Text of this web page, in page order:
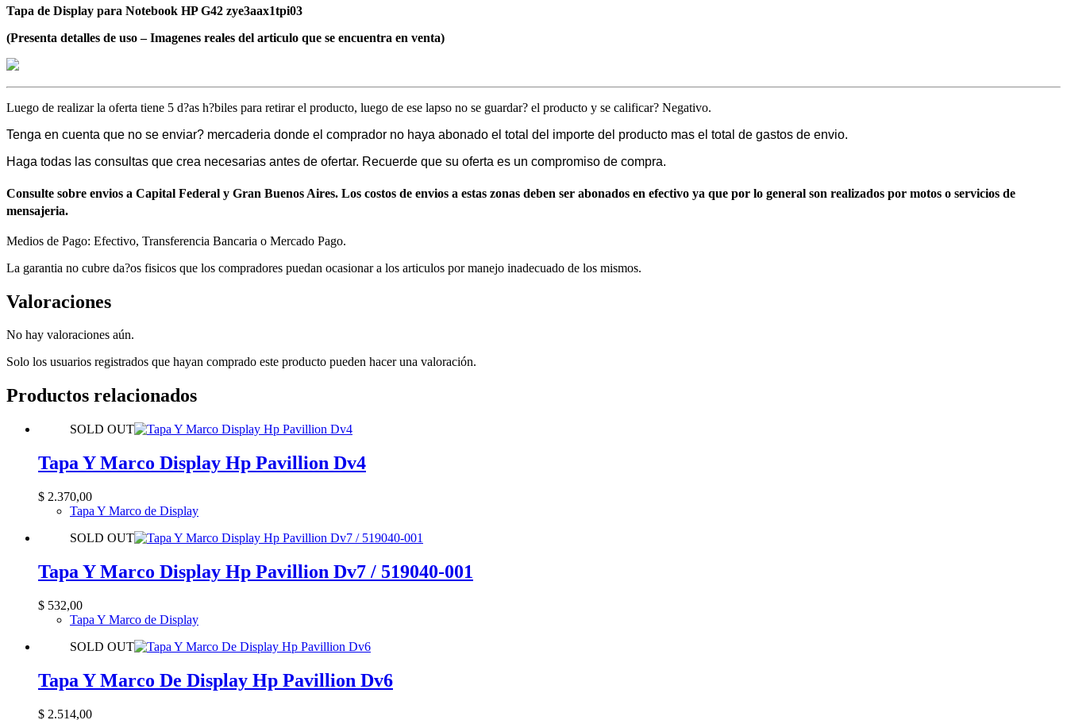
Tapa de Display para Notebook HP G42 zye3aax1tpi03
(Presenta detalles de uso – Imagenes reales del articulo que se encuentra en venta)
Luego de realizar la oferta tiene 5 d?as h?biles para retirar el producto, luego de ese lapso no se guardar? el producto y se calificar? Negativo.
Tenga en cuenta que no se enviar? mercaderia donde el comprador no haya abonado el total del importe del producto mas el total de gastos de envio.
Haga todas las consultas que crea necesarias antes de ofertar. Recuerde que su oferta es un compromiso de compra.
Consulte sobre envios a Capital Federal y Gran Buenos Aires. Los costos de envios a estas zonas deben ser abonados en efectivo ya que por lo general son realizados por motos o servicios de
mensajeria.
Medios de Pago: Efectivo, Transferencia Bancaria o Mercado Pago.
La garantia no cubre da?os fisicos que los compradores puedan ocasionar a los articulos por manejo inadecuado de los mismos.
Valoraciones
No hay valoraciones aún.
Solo los usuarios registrados que hayan comprado este producto pueden hacer una valoración.
Productos relacionados
SOLD OUT
Tapa Y Marco Display Hp Pavillion Dv4
$ 2.370,00
Tapa Y Marco de Display
SOLD OUT
Tapa Y Marco Display Hp Pavillion Dv7 / 519040-001
$ 532,00
Tapa Y Marco de Display
SOLD OUT
Tapa Y Marco De Display Hp Pavillion Dv6
$ 2.514,00